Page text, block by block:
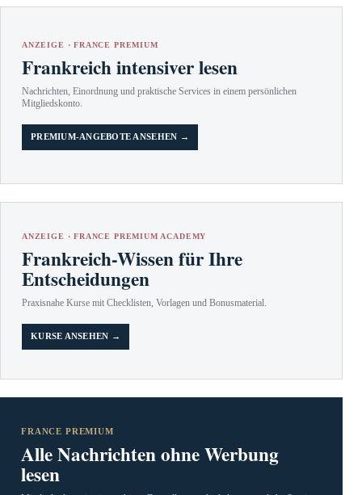
ANZEIGE · FRANCE PREMIUM
Frankreich intensiver lesen
Nachrichten, Einordnung und praktische Services in einem persönlichen
Mitgliedskonto.
PREMIUM-ANGEBOTE ANSEHEN →
ANZEIGE · FRANCE PREMIUM ACADEMY
Frankreich-Wissen für Ihre
Entscheidungen
Praxisnahe Kurse mit Checklisten, Vorlagen und Bonusmaterial.
KURSE ANSEHEN →
FRANCE PREMIUM
Alle Nachrichten ohne Werbung
lesen